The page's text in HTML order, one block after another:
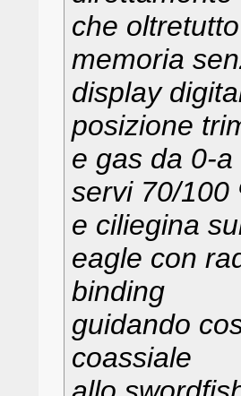
che
memoria
display
posizione
e gas da 0-
servi 70/100
e ciliegina
eagle con
binding
guidando
coassiale